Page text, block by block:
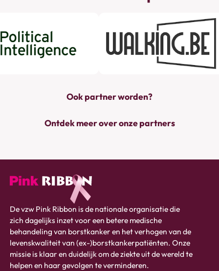
Ook partner worden?
Ontdek meer over onze partners
Pink
ribbon
logo
-
link
naar
De vzw Pink Ribbon is de nationale organisatie die
zich dagelijks inzet voor een betere medische
behandeling van borstkanker en het verhogen van de
levenskwaliteit van (ex-)borstkankerpatiënten. Onze
missie is klaar en duidelijk om de ziekte uit de wereld te
helpen en haar gevolgen te verminderen.